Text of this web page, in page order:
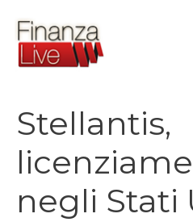
contenuto
Stellantis,
negli Stati